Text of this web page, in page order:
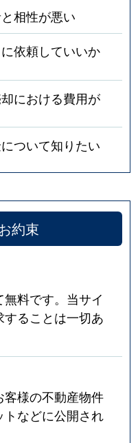
相性が悪い
依頼していいか
における費用が
ついて知りたい
約束
料です。当サイ
することは一切あ
様の不動産物件
などに公開され